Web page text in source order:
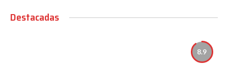
Destacadas
8.9